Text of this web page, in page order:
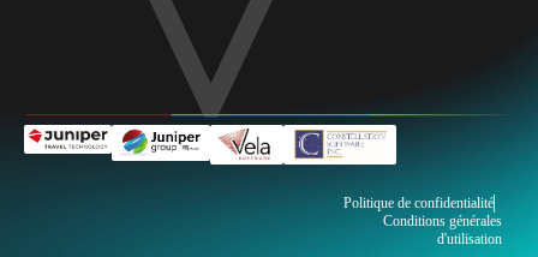
Politique de confidentialité
Conditions générales
d'utilisation